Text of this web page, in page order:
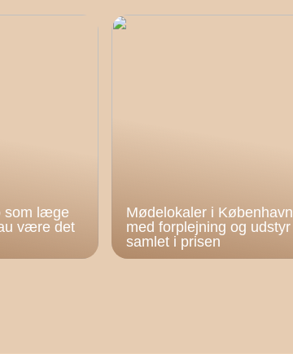
som læge
være det
Mødelokaler i København
med forplejning og udstyr
samlet i prisen